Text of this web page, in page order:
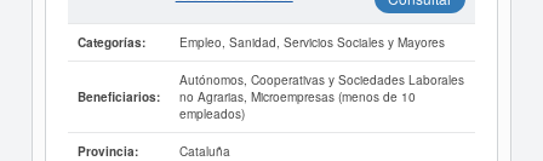
Categorías: Empleo, Sanidad, Servicios Sociales y Mayores
Beneficiarios:
Autónomos, Cooperativas y Sociedades Laborales
no Agrarias, Microempresas (menos de 10
empleados)
Provincia: Cataluña